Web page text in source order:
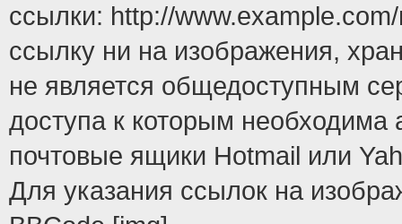
ссылки: http://
ссылку ни на изображения,
не является общедоступным
доступа к которым
почтовые ящики Hotmail или
Для указания ссылок на